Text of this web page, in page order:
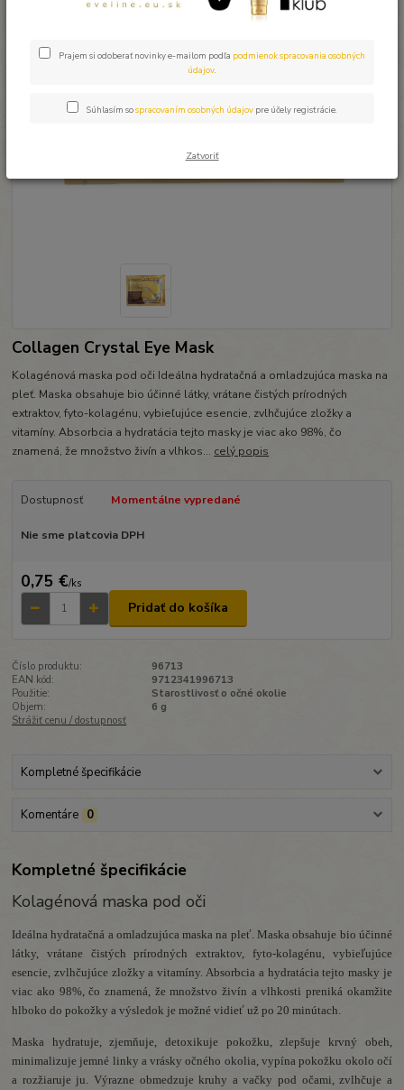
Collagen Crystal Eye Mask
Kolagénová maska pod oči Ideálna hydratačná a omladzujúca maska na
pleť. Maska obsahuje bio účinné látky, vrátane čistých prírodných
extraktov, fyto-kolagénu, vybieľujúce esencie, zvlhčujúce zložky a
vitamíny. Absorbcia a hydratácia tejto masky je viac ako 98%, čo
znamená, že množstvo živín a vlhkos... celý popis
Dostupnosť Momentálne vypredané
Nie sme platcovia DPH
0,75 €/ks
Pridať do košíka
Číslo produktu:
96713
EAN kód:
9712341996713
Použitie:
Starostlivosť o očné okolie
Objem:
6 g
Strážiť cenu / dostupnosť
Kompletné špecifikácie
Komentáre 0
Kompletné špecifikácie
Kolagénová maska pod oči
Ideálna hydratačná a omladzujúca maska na pleť.Maska obsahuje bio účinné
látky, vrátane čistých prírodných extraktov, fyto-kolagénu, vybieľujúce
esencie, zvlhčujúce zložky a vitamíny. Absorbcia a hydratácia tejto masky je
viac ako 98%, čo znamená, že množstvo živín a vlhkosti preniká okamžite
hlboko do pokožky a výsledok je možné vidieť už po 20 minútach.
Maska hydratuje, zjemňuje, detoxikuje pokožku, zlepšuje krvný obeh,
minimalizuje jemné linky a vrásky očného okolia, vypína pokožku okolo očí
a rozžiaruje ju. Výrazne obmedzuje kruhy a vačky pod očami, zvlhčuje a
Prajem si odoberať novinky e-mailom podľa podmienok spracovania osobných
údajov.
Súhlasím sospracovaním osobných údajov pre účely registrácie.
Zatvoriť